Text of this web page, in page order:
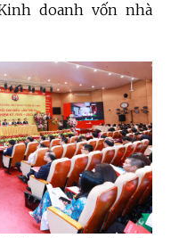
doanh vốn nhà